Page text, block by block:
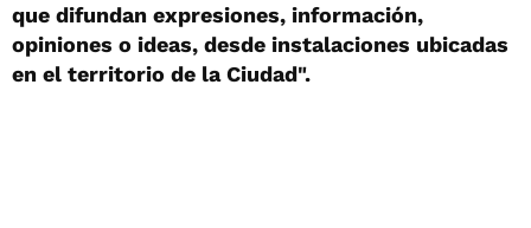
que difundan expresiones, información,
opiniones o ideas, desde instalaciones ubicadas
en el territorio de la Ciudad".